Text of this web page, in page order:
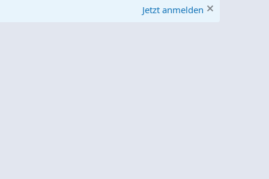
Jetzt anmelden